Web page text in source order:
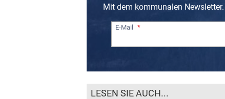
Mit dem kommunalen Newsletter.
E-Mail
LESEN SIE AUCH...